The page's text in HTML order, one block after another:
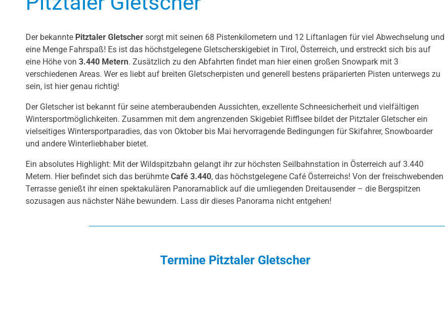
Der bekannte Pitztaler Gletscher sorgt mit seinen 68 Pistenkilometern und 12 Liftanlagen für viel Abwechselung und
eine Menge Fahrspaß! Es ist das höchstgelegene Gletscherskigebiet in Tirol, Österreich, und erstreckt sich bis auf
eine Höhe von 3.440 Metern. Zusätzlich zu den Abfahrten findet man hier einen großen Snowpark mit 3
verschiedenen Areas. Wer es liebt auf breiten Gletscherpisten und generell bestens präparierten Pisten unterwegs zu
sein, ist hier genau richtig!
Der Gletscher ist bekannt für seine atemberaubenden Aussichten, exzellente Schneesicherheit und vielfältigen
Wintersportmöglichkeiten. Zusammen mit dem angrenzenden Skigebiet Rifflsee bildet der Pitztaler Gletscher ein
vielseitiges Wintersportparadies, das von Oktober bis Mai hervorragende Bedingungen für Skifahrer, Snowboarder
und andere Winterliebhaber bietet.
Ein absolutes Highlight: Mit der Wildspitzbahn gelangt ihr zur höchsten Seilbahnstation in Österreich auf 3.440
Metern. Hier befindet sich das berühmte Café 3.440, das höchstgelegene Café Österreichs! Von der freischwebenden
Terrasse genießt ihr einen spektakulären Panoramablick auf die umliegenden Dreitausender – die Bergspitzen
sozusagen aus nächster Nähe bewundern. Lass dir dieses Panorama nicht entgehen!
Termine Pitztaler Gletscher